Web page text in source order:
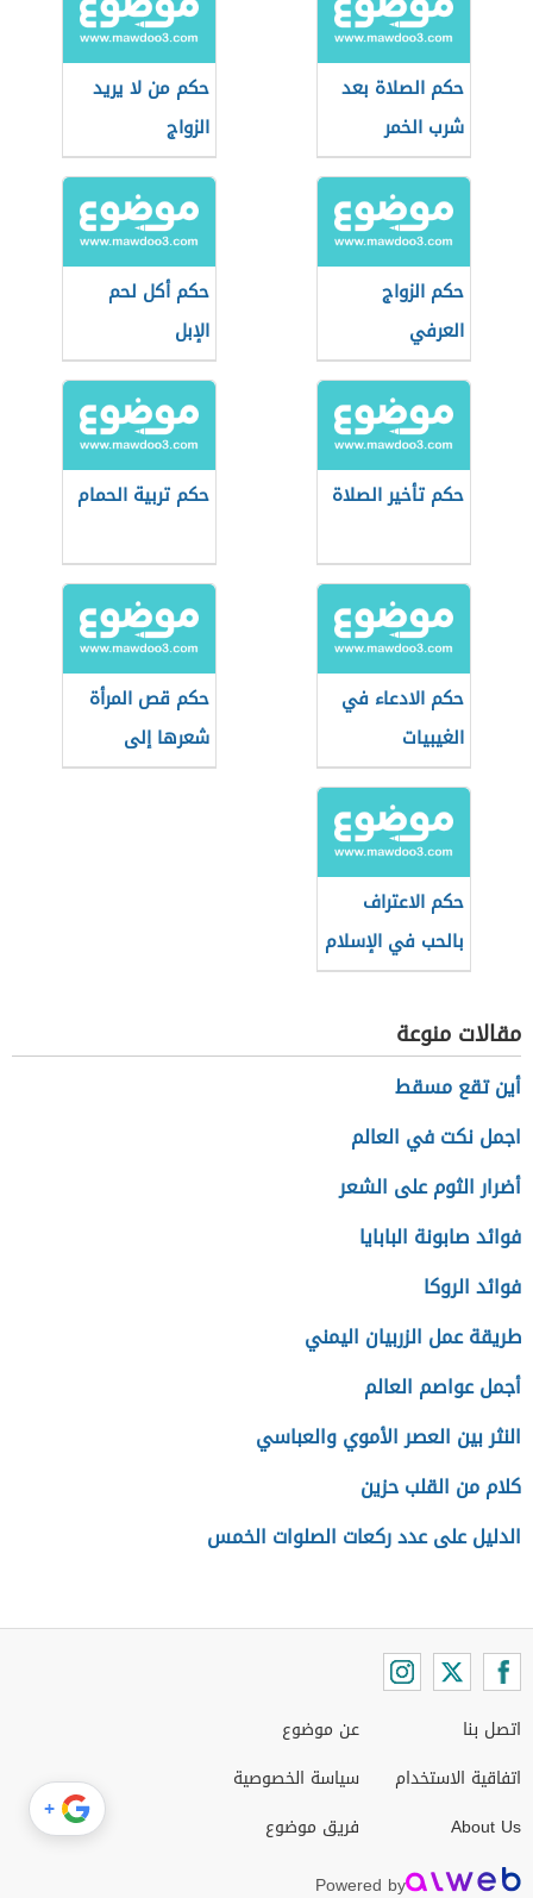
حكم الصلاة بعد
شرب الخمر
حكم من لا يريد
الزواج
حكم الزواج
العرفي
حكم أكل لحم
الإبل
حكم تأخير الصلاة حكم تربية الحمام
حكم الادعاء في
الغيبيات
حكم قص المرأة
شعرها إلى
الأذنين
حكم الاعتراف
بالحب في الإسلام
مقالات منوعة
أين تقع مسقط
اجمل نكت في العالم
أضرار الثوم على الشعر
فوائد صابونة البابايا
فوائد الروكا
طريقة عمل الزربيان اليمني
أجمل عواصم العالم
النثر بين العصر الأموي والعباسي
كلام من القلب حزين
الدليل على عدد ركعات الصلوات الخمس
اتصل بنا
اتفاقية الاستخدام
About Us
عن موضوع
سياسة الخصوصية
فريق موضوع
Powered by
+